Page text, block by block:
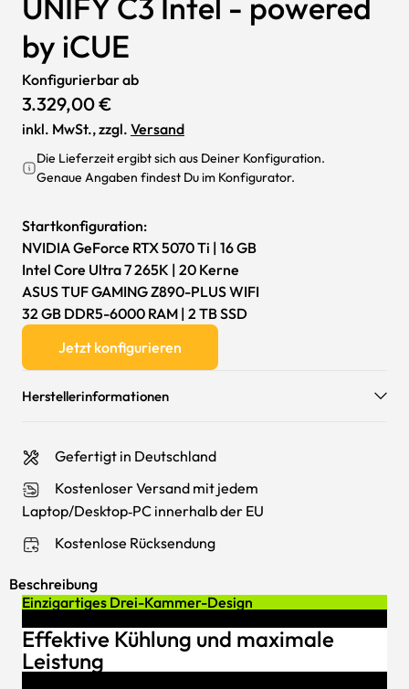
by iCUE
Konfigurierbar ab
3.329,00 €
inkl. MwSt., zzgl. Versand
Die Lieferzeit ergibt sich aus Deiner Konfiguration.
Genaue Angaben findest Du im Konfigurator.
Startkonfiguration:
NVIDIA GeForce RTX 5070 Ti | 16 GB
Intel Core Ultra 7 265K | 20 Kerne
ASUS TUF GAMING Z890-PLUS WIFI
32 GB DDR5-6000 RAM | 2 TB SSD
Jetzt konfigurieren
Herstellerinformationen
Gefertigt in Deutschland
Kostenloser Versand mit jedem
Laptop/Desktop‑PC innerhalb der EU
Kostenlose Rücksendung
Beschreibung
Einzigartiges Drei-Kammer-Design
Effektive Kühlung und maximale
Leistung